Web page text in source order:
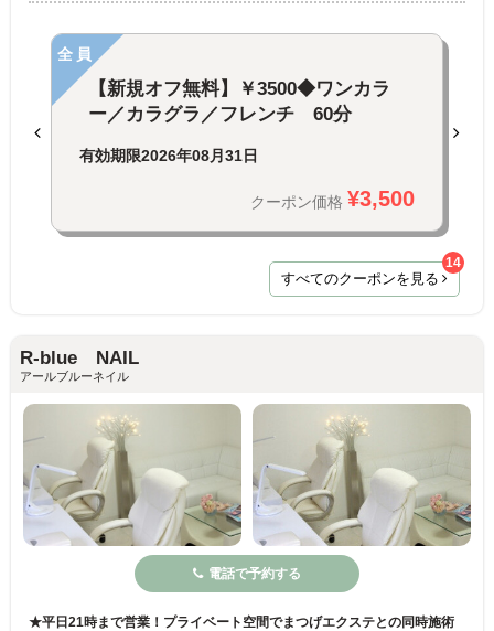
全員
【新規オフ無料】￥3500◆ワンカラ
ー／カラグラ／フレンチ 60分
有効期限2026年08月31日
クーポン価格 ¥3,500
すべてのクーポンを見る
14
R‐blue NAIL
アールブルーネイル
電話で予約する
★平日21時まで営業！プライベート空間でまつげエクステとの同時施術